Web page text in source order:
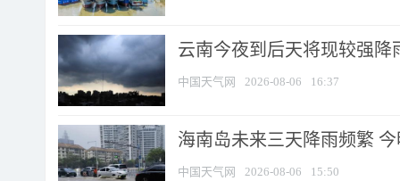
云南今夜到后天将现较强降
中国天气网 2026-08-06 16:37
海南岛未来三天降雨频繁
中国天气网 2026-08-06 15:50